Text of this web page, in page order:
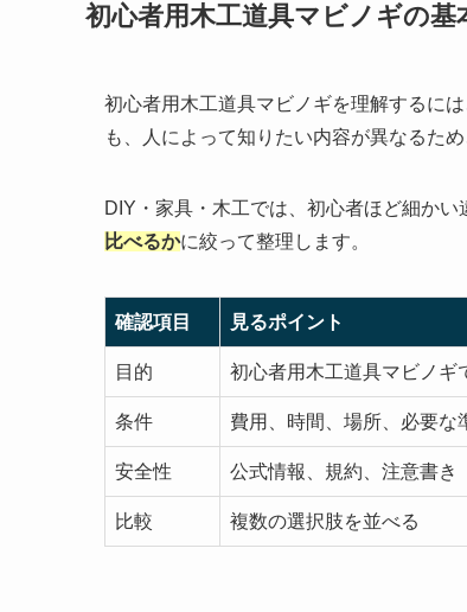
初心者用木工道具マビノギの
初心者用木工道具マビノギを理解するに
も、人によって知りたい内容が異なるた
DIY・家具・木工では、初心者ほど細か
比べるかに絞って整理します。
確認項目 見るポイント
目的 初心者用木工道具マビノギ
条件 費用、時間、場所、必要な
安全性 公式情報、規約、注意書き
比較 複数の選択肢を並べる